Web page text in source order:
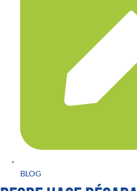
BLOG